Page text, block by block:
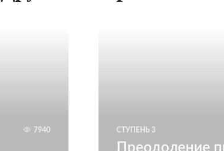
7940 СТУПЕНЬ 3
Преодоление